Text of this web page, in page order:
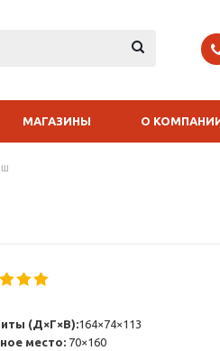
МАГАЗИНЫ О
(Д×Г×В):164×74×113
место: 70×160